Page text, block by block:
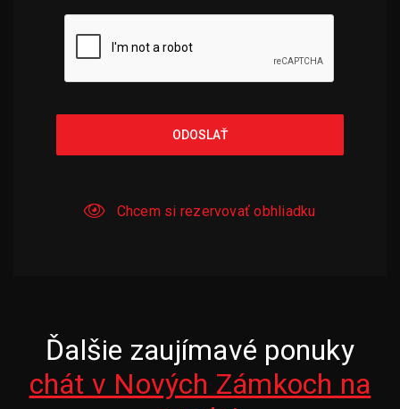
ODOSLAŤ
Chcem si rezervovať obhliadku
Ďalšie zaujímavé ponuky
chát v Nových Zámkoch na